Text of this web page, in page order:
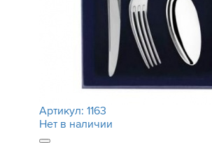
Артикул: 1163
Нет в наличии